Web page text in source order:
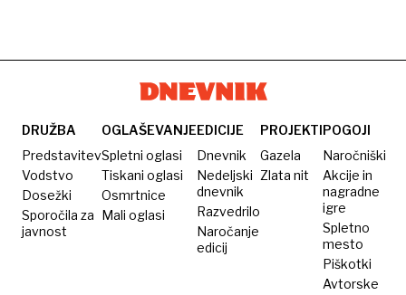
DRUŽBA
Predstavitev
Vodstvo
Dosežki
Sporočila za
javnost
OGLAŠEVANJE
Spletni oglasi
Tiskani oglasi
Osmrtnice
Mali oglasi
EDICIJE
Dnevnik
Nedeljski
dnevnik
Razvedrilo
Naročanje
edicij
PROJEKTI
Gazela
Zlata nit
POGOJI
Naročniški
Akcije in
nagradne
igre
Spletno
mesto
Piškotki
Avtorske